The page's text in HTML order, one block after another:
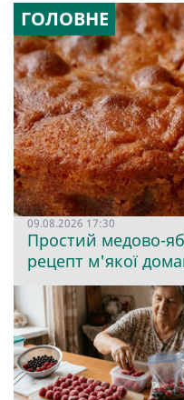
ГОЛОВНЕ
09.08.2026 17:30
Простий медово-
рецепт м'якої